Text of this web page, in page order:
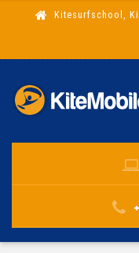
Kitesurfschool,